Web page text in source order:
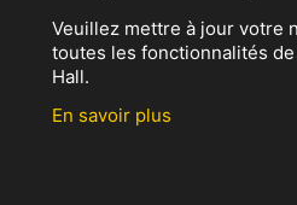
Veuillez mettre à jour votre
toutes les fonctionnalités
Hall.
En savoir plus